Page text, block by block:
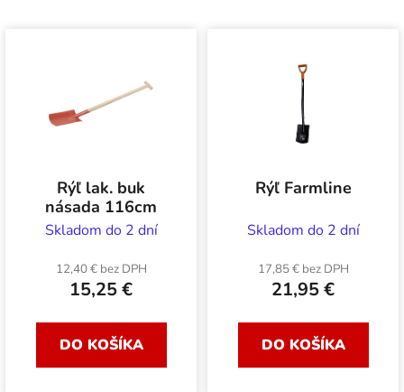
Rýľ lak. buk
násada 116cm
Skladom do 2 dní
12,40 € bez DPH
15,25 €
DO KOŠÍKA
Rýľ Farmline
Skladom do 2 dní
17,85 € bez DPH
21,95 €
DO KOŠÍKA